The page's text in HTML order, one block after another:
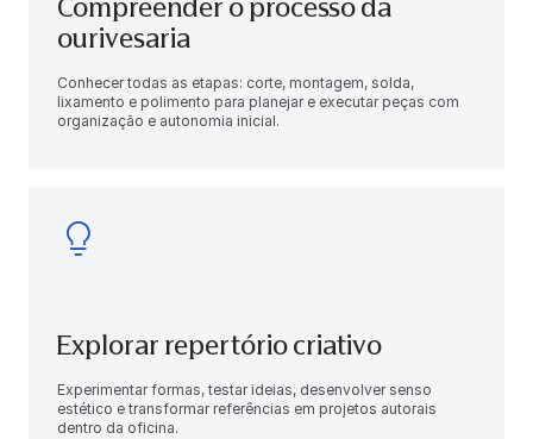
Compreender o processo da
ourivesaria
Conhecer todas as etapas: corte, montagem, solda,
lixamento e polimento para planejar e executar peças com
organização e autonomia inicial.
Explorar repertório criativo
Experimentar formas, testar ideias, desenvolver senso
estético e transformar referências em projetos autorais
dentro da oficina.